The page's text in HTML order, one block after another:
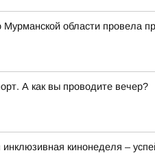
области провела
А как вы проводите вечер?
кинонеделя –